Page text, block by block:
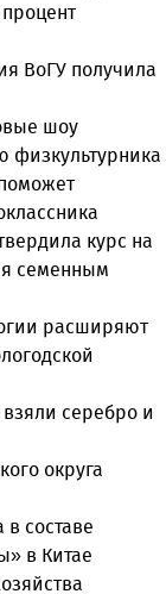
ВоГУ получила
шоу
физкультурника
курс на
семенным
расширяют
серебро и
округа
составе
в Китае